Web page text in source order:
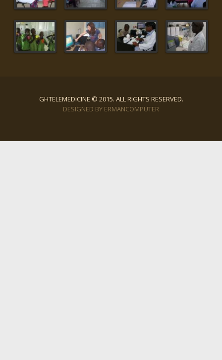
GHTELEMEDICINE © 2015. ALL RIGHTS RESERVED.
DESIGNED BY ERMANCOMPUTER